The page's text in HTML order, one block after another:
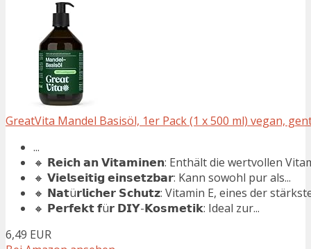
GreatVita Mandel Basisöl, 1er Pack (1 x 500 ml) vegan,
...
🔸 𝗥𝗲𝗶𝗰𝗵 𝗮𝗻 𝗩𝗶𝘁𝗮𝗺𝗶𝗻𝗲𝗻: Enthält die wertvollen
🔸 𝗩𝗶𝗲𝗹𝘀𝗲𝗶𝘁𝗶𝗴 𝗲𝗶𝗻𝘀𝗲𝘁𝘇𝗯𝗮𝗿: Kann sowohl pur als...
🔸 𝗡𝗮𝘁ü𝗿𝗹𝗶𝗰𝗵𝗲𝗿 𝗦𝗰𝗵𝘂𝘁𝘇: Vitamin E, eines der
🔸 𝗣𝗲𝗿𝗳𝗲𝗸𝘁 𝗳ü𝗿 𝗗𝗜𝗬-𝗞𝗼𝘀𝗺𝗲𝘁𝗶𝗸: Ideal zur...
6,49 EUR